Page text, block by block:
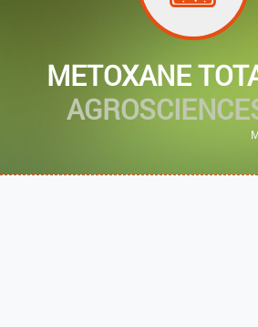
METOXANE